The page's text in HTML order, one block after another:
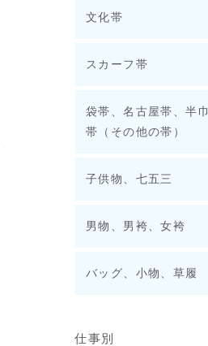
文化帯
スカーフ帯
袋帯、名古屋帯、半巾
帯（その他の帯）
子供物、七五三
男物、男袴、女袴
バッグ、小物、草履
仕事別